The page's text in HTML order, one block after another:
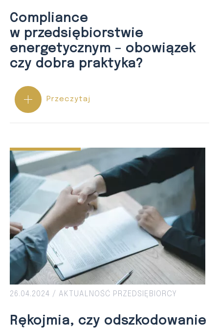
Compliance
w przedsiębiorstwie
energetycznym – obowiązek
czy dobra praktyka?
Przeczytaj
26.04.2024 / AKTUALNOŚĆ PRZEDSIĘBIORCY
Rękojmia, czy odszkodowanie